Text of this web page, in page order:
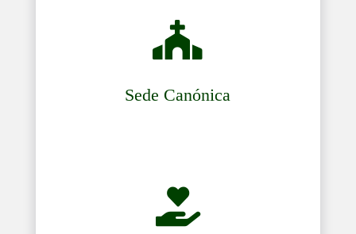

Sede Canónica
